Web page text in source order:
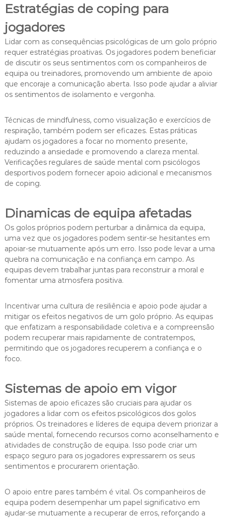
Estratégias de coping para
jogadores
Lidar com as consequências psicológicas de um golo próprio
requer estratégias proativas. Os jogadores podem beneficiar
de discutir os seus sentimentos com os companheiros de
equipa ou treinadores, promovendo um ambiente de apoio
que encoraje a comunicação aberta. Isso pode ajudar a aliviar
os sentimentos de isolamento e vergonha.
Técnicas de mindfulness, como visualização e exercícios de
respiração, também podem ser eficazes. Estas práticas
ajudam os jogadores a focar no momento presente,
reduzindo a ansiedade e promovendo a clareza mental.
Verificações regulares de saúde mental com psicólogos
desportivos podem fornecer apoio adicional e mecanismos
de coping.
Dinamicas de equipa afetadas
Os golos próprios podem perturbar a dinâmica da equipa,
uma vez que os jogadores podem sentir-se hesitantes em
apoiar-se mutuamente após um erro. Isso pode levar a uma
quebra na comunicação e na confiança em campo. As
equipas devem trabalhar juntas para reconstruir a moral e
fomentar uma atmosfera positiva.
Incentivar uma cultura de resiliência e apoio pode ajudar a
mitigar os efeitos negativos de um golo próprio. As equipas
que enfatizam a responsabilidade coletiva e a compreensão
podem recuperar mais rapidamente de contratempos,
permitindo que os jogadores recuperem a confiança e o
foco.
Sistemas de apoio em vigor
Sistemas de apoio eficazes são cruciais para ajudar os
jogadores a lidar com os efeitos psicológicos dos golos
próprios. Os treinadores e líderes de equipa devem priorizar a
saúde mental, fornecendo recursos como aconselhamento e
atividades de construção de equipa. Isso pode criar um
espaço seguro para os jogadores expressarem os seus
sentimentos e procurarem orientação.
O apoio entre pares também é vital. Os companheiros de
equipa podem desempenhar um papel significativo em
ajudar-se mutuamente a recuperar de erros, reforçando a